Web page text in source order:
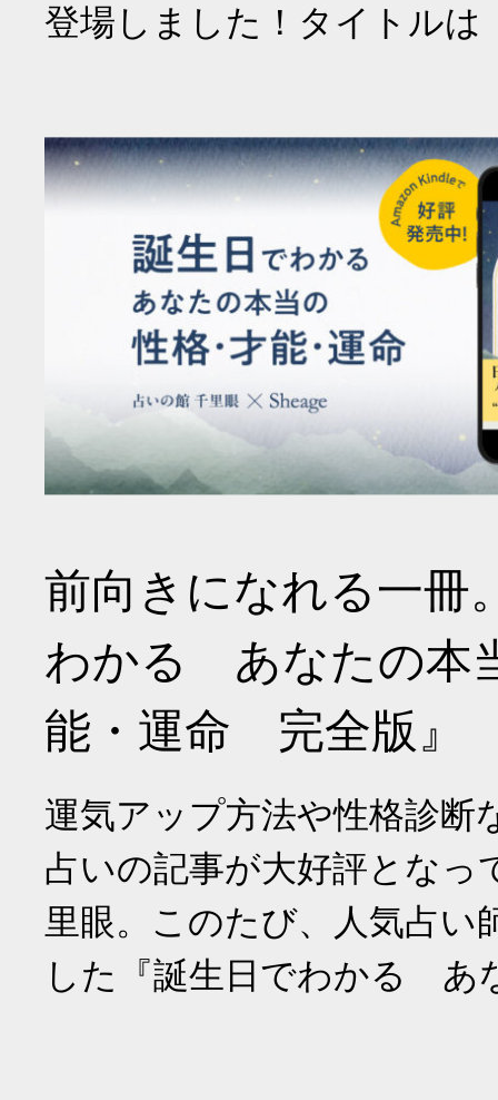
登場しました！タイトルは
前向きになれる一冊
わかる あなたの本
能・運命 完全版』
運気アップ方法や性格診断
占いの記事が大好評となっ
里眼。このたび、人気占い
した『誕生日でわかる あ